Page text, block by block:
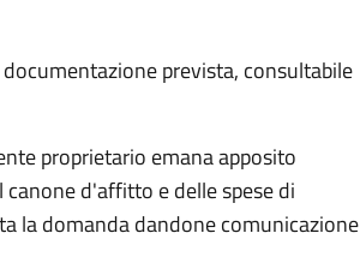
prevista, consultabile
proprietario emana apposito
d'affitto e delle spese di
la domanda dandone comunicazione